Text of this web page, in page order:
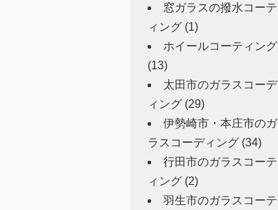
窓ガラスの撥水コーテ
ィング (1)
ホイールコーティング
(13)
太田市のガラスコーデ
ィング (29)
伊勢崎市・本庄市のガ
ラスコーディング (34)
行田市のガラスコーテ
ィング (2)
羽生市のガラスコーテ